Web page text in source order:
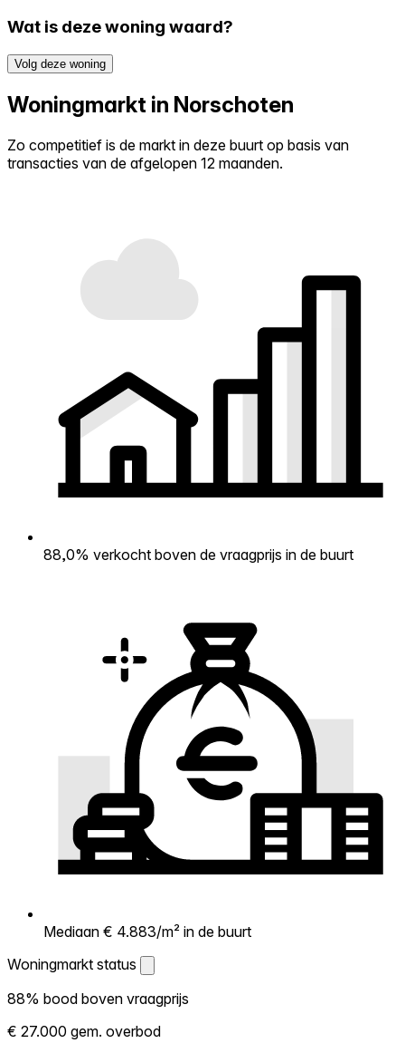
Wat is deze woning waard?
Volg deze woning
Woningmarkt in Norschoten
Zo competitief is de markt in deze buurt op basis van
transacties van de afgelopen 12 maanden.
88,0% verkocht boven de vraagprijs in de buurt
Mediaan € 4.883/m² in de buurt
Woningmarkt status
Woningmarkt status
Laat zien hoe competitief de markt hier is.
88% bood boven vraagprijs
€ 27.000 gem. overbod